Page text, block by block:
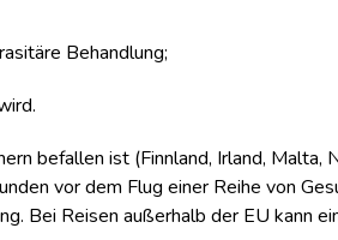
Behandlung;
befallen ist (Finnland, Irland, Malta,
vor dem Flug einer Reihe von
Bei Reisen außerhalb der EU kann